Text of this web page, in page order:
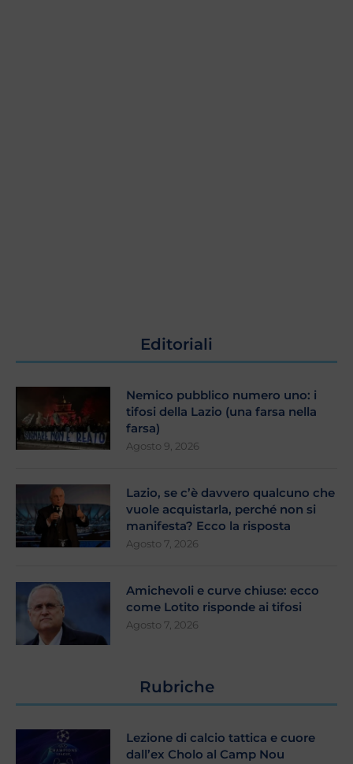
Editoriali
Nemico pubblico numero uno: i
tifosi della Lazio (una farsa nella
farsa)
Agosto 9, 2026
Lazio, se c’è davvero qualcuno che
vuole acquistarla, perché non si
manifesta? Ecco la risposta
Agosto 7, 2026
Amichevoli e curve chiuse: ecco
come Lotito risponde ai tifosi
Agosto 7, 2026
Rubriche
Lezione di calcio tattica e cuore
dall’ex Cholo al Camp Nou